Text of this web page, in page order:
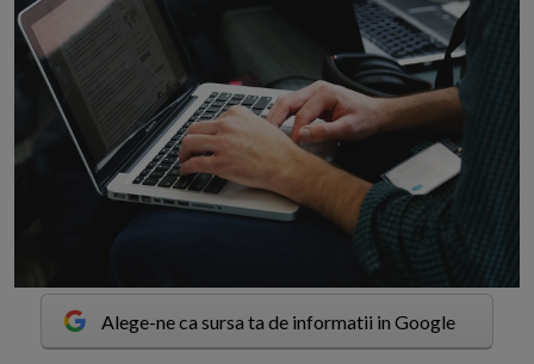
Alege-ne ca sursa ta de informatii in Google